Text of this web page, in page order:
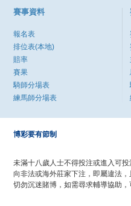
賽事資料
報名表
排位表(本地)
賠率
賽果
騎師分場表
練馬師分場表
博彩要有節制
未滿十八歲人士不得投注或進入可投
向非法或海外莊家下注，即屬違法，
切勿沉迷賭博，如需尋求輔導協助